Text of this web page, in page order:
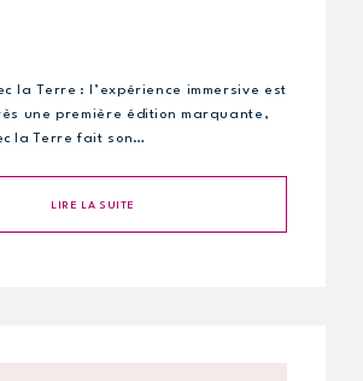
la Terre : l’expérience immersive est
une première édition marquante,
la Terre fait son…
LIRE LA SUITE